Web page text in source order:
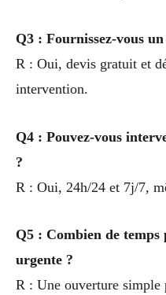
Q3 : Fournissez-vous
R : Oui, devis gratuit et
intervention.
Q4 : Pouvez-vous
?
R : Oui, 24h/24 et 7j/7,
Q5 : Combien de
urgente ?
R : Une ouverture simple